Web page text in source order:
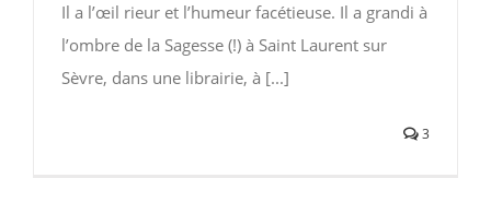
Il a l’œil rieur et l’humeur facétieuse. Il a grandi à
l’ombre de la Sagesse (!) à Saint Laurent sur
Sèvre, dans une librairie, à [...]
3